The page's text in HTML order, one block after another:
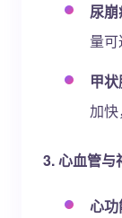
尿
量可
甲
加快
3. 心血管与
心